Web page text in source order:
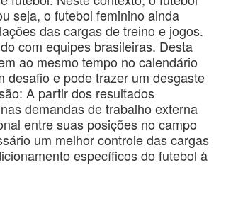
seja, o futebol feminino ainda
das cargas de treino e jogos.
com equipes brasileiras. Desta
ao mesmo tempo no calendário
desafio e pode trazer um desgaste
A partir dos resultados
demandas de trabalho externa
entre suas posições no campo
um melhor controle das cargas
específicos do futebol à